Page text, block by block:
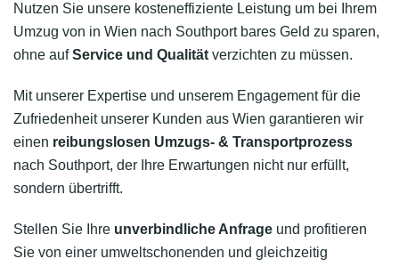
Nutzen Sie unsere kosteneffiziente Leistung um bei Ihrem
Umzug von in Wien nach Southport bares Geld zu sparen,
ohne aufService und Qualität verzichten zu müssen.
Mit unserer Expertise und unserem Engagement für die
Zufriedenheit unserer Kunden aus Wien garantieren wir
einen reibungslosen Umzugs- & Transportprozess
nach Southport, der Ihre Erwartungen nicht nur erfüllt,
sondern übertrifft.
Stellen Sie Ihre unverbindliche Anfrage und profitieren
Sie von einer umweltschonenden und gleichzeitig